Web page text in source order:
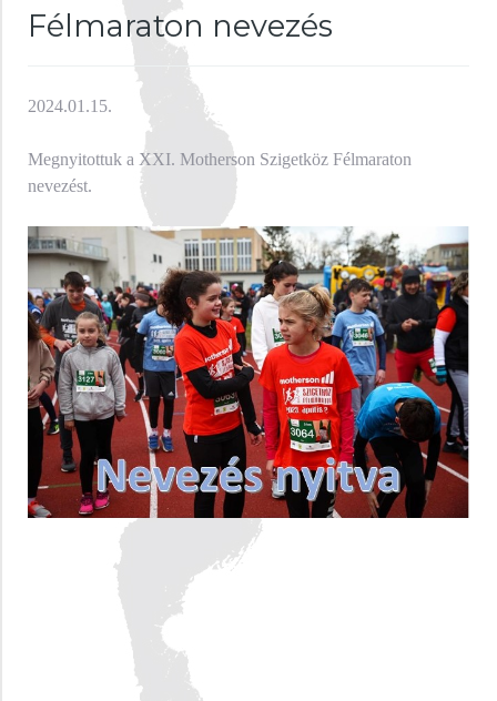
Félmaraton nevezés
2024.01.15.
Megnyitottuk a XXI. Motherson Szigetköz Félmaraton
nevezést.